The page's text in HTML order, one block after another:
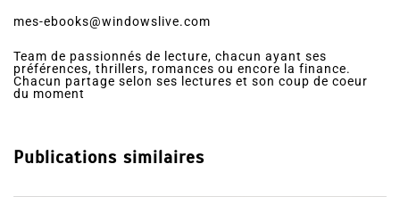
mes-ebooks@windowslive.com
Team de passionnés de lecture, chacun ayant ses
préférences, thrillers, romances ou encore la finance.
Chacun partage selon ses lectures et son coup de coeur
du moment
Publications similaires